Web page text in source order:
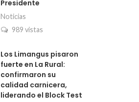
Presidente
Noticias
989 vistas
Los Limangus pisaron
fuerte en La Rural:
confirmaron su
calidad carnicera,
liderando el Block Test